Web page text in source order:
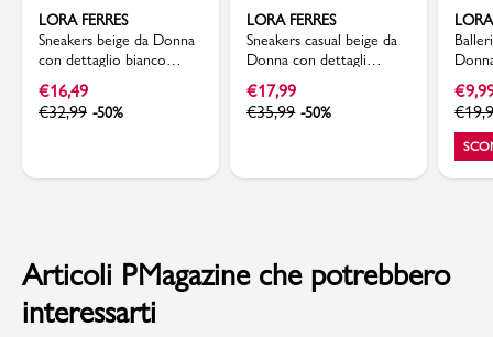
LORA FERRES
Sneakers beige da Donna
con dettaglio bianco
laterale Lora Ferres
€16,49
€32,99 -50%
LORA FERRES
Sneakers casual beige da
Donna con dettagli
traforati Lora Ferres
€17,99
€35,99 -50%
Lora
€
€
Articoli PMagazine che potrebbero
interessarti